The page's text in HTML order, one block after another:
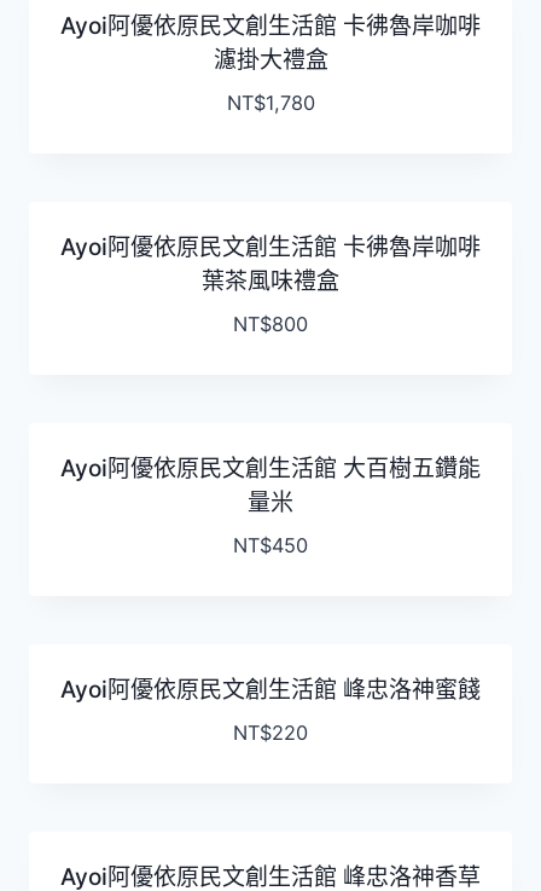
Ayoi阿優依原民文創生活館 卡彿魯岸咖啡
濾掛大禮盒
NT$1,780
Ayoi阿優依原民文創生活館 卡彿魯岸咖啡
葉茶風味禮盒
NT$800
Ayoi阿優依原民文創生活館 大百樹五鑽能
量米
NT$450
Ayoi阿優依原民文創生活館 峰忠洛神蜜餞
NT$220
Ayoi阿優依原民文創生活館 峰忠洛神香草